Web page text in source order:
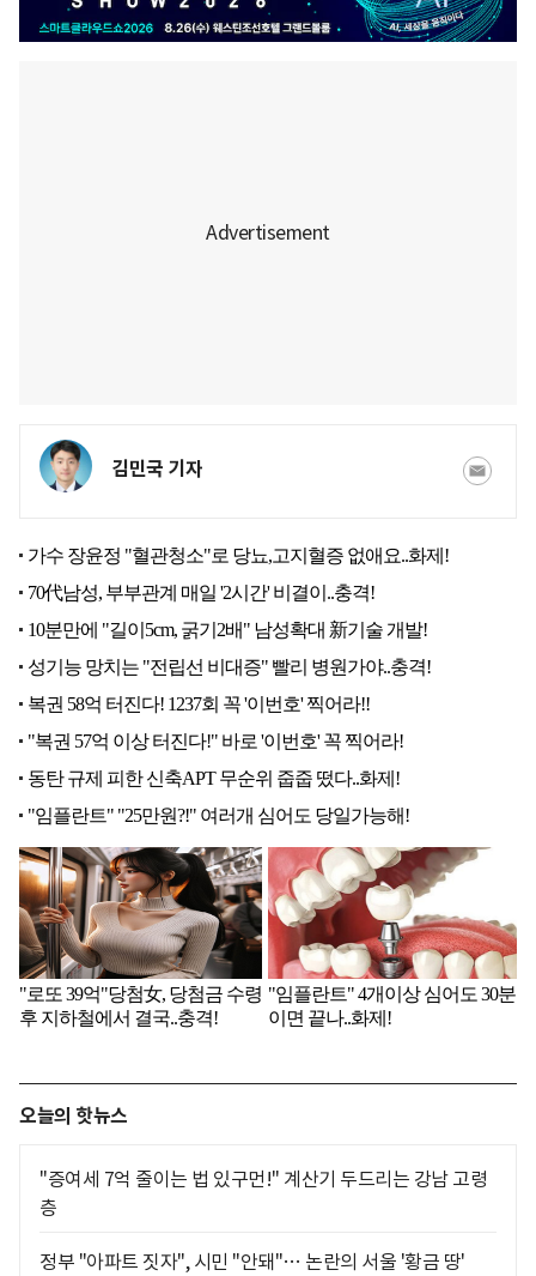
김민국 기자
오늘의 핫뉴스
"증여세 7억 줄이는 법 있구먼!" 계산기 두드리는 강남 고령
층
정부 "아파트 짓자", 시민 "안돼"… 논란의 서울 '황금 땅'